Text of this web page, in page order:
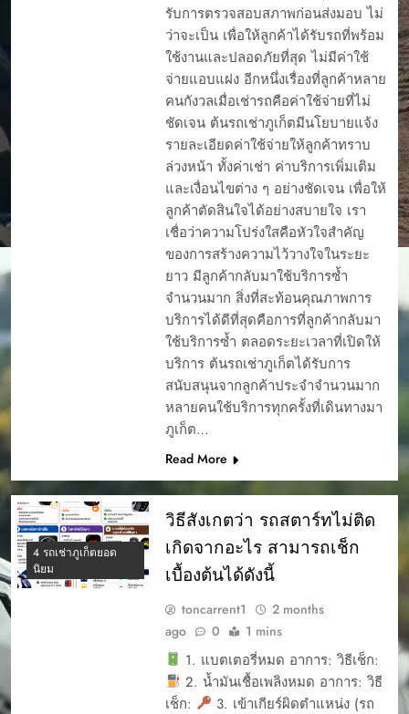
รับการตรวจสอบสภาพก่อนส่งมอบ ไม่
ว่าจะเป็น เพื่อให้ลูกค้าได้รับรถที่พร้อม
ใช้งานและปลอดภัยที่สุด ไม่มีค่าใช้
จ่ายแอบแฝง อีกหนึ่งเรื่องที่ลูกค้าหลาย
คนกังวลเมื่อเช่ารถคือค่าใช้จ่ายที่ไม่
ชัดเจน ต้นรถเช่าภูเก็ตมีนโยบายแจ้ง
รายละเอียดค่าใช้จ่ายให้ลูกค้าทราบ
ล่วงหน้า ทั้งค่าเช่า ค่าบริการเพิ่มเติม
และเงื่อนไขต่าง ๆ อย่างชัดเจน เพื่อให้
ลูกค้าตัดสินใจได้อย่างสบายใจ เรา
เชื่อว่าความโปร่งใสคือหัวใจสำคัญ
ของการสร้างความไว้วางใจในระยะ
ยาว มีลูกค้ากลับมาใช้บริการซ้ำ
จำนวนมาก สิ่งที่สะท้อนคุณภาพการ
บริการได้ดีที่สุดคือการที่ลูกค้ากลับมา
ใช้บริการซ้ำ ตลอดระยะเวลาที่เปิดให้
บริการ ต้นรถเช่าภูเก็ตได้รับการ
สนับสนุนจากลูกค้าประจำจำนวนมาก
หลายคนใช้บริการทุกครั้งที่เดินทางมา
ภูเก็ต…
Read More
4 รถเช่าภูเก็ตยอด
นิยม
วิธีสังเกตว่า รถสตาร์ทไม่ติด
เกิดจากอะไร สามารถเช็ก
เบื้องต้นได้ดังนี้
toncarrent1
2 months
ago
0 1 mins
1. แบตเตอรี่หมด อาการ: วิธีเช็ก:
2. น้ำมันเชื้อเพลิงหมด อาการ: วิธี
เช็ก:
3. เข้าเกียร์ผิดตำแหน่ง (รถ